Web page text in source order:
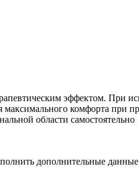
эффектом. При
комфорта при
области самостоятельно
дополнительные данные